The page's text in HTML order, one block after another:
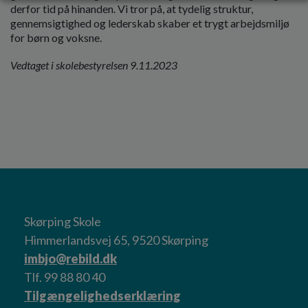
derfor tid på hinanden. Vi tror på, at tydelig struktur,
gennemsigtighed og lederskab skaber et trygt arbejdsmiljø
for børn og voksne.
Vedtaget i skolebestyrelsen 9.11.2023
Skørping Skole
Himmerlandsvej 65, 9520 Skørping
imbjo@rebild.dk
Tlf. 99 88 80 40
Tilgængelighedserklæring